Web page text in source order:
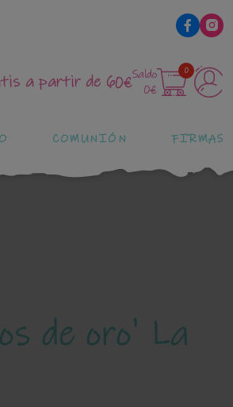
a partir de 60€Saldo
0€
0
COMUNIÓN FIRMAS
de oro' La